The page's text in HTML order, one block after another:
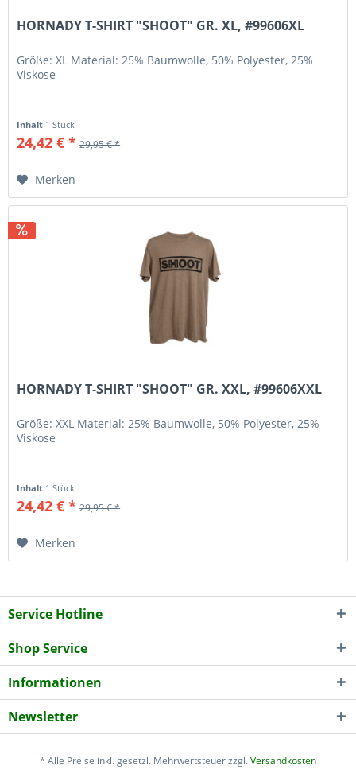
HORNADY T-SHIRT "SHOOT" GR. XL, #99606XL
Größe: XL Material: 25% Baumwolle, 50% Polyester, 25%
Viskose
Inhalt 1 Stück
24,42 € * 29,95 € *
Merken
HORNADY T-SHIRT "SHOOT" GR. XXL, #99606XXL
Größe: XXL Material: 25% Baumwolle, 50% Polyester, 25%
Viskose
Inhalt 1 Stück
24,42 € * 29,95 € *
Merken
Service Hotline
Shop Service
Informationen
Newsletter
* Alle Preise inkl. gesetzl. Mehrwertsteuer zzgl.Versandkosten